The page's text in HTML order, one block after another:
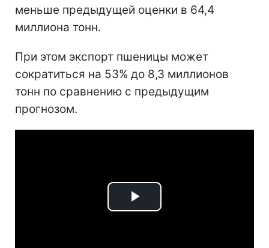
меньше предыдущей оценки в 64,4
миллиона тонн.
При этом экспорт пшеницы может
сократиться на 53% до 8,3 миллионов
тонн по сравнению с предыдущим
прогнозом.
Play